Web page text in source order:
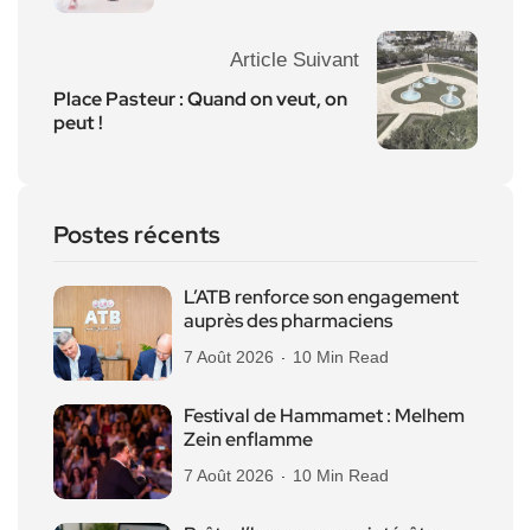
Article Suivant
Place Pasteur : Quand on veut, on
peut !
Postes récents
L’ATB renforce son engagement
auprès des pharmaciens
7 Août 2026 10 Min Read
Festival de Hammamet : Melhem
Zein enflamme
7 Août 2026 10 Min Read